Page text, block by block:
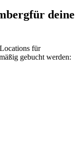
deine
für
gebucht werden: